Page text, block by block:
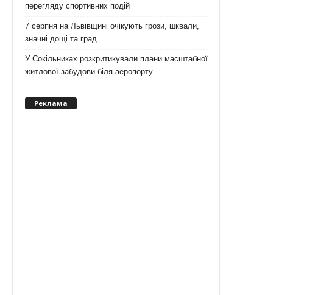
перегляду спортивних подій
7 серпня на Львівщині очікують грози, шквали,
значні дощі та град
У Сокільниках розкритикували плани масштабної
житлової забудови біля аеропорту
Реклама